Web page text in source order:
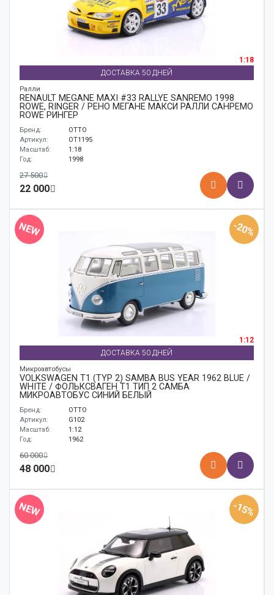
1:18
ДОСТАВКА 50 ДНЕЙ
Ралли
RENAULT MEGANE MAXI #33 RALLYE SANREMO 1998
ROWE, RINGER / РЕНО МЕГАНЕ МАКСИ РАЛЛИ САНРЕМО
ROWE РИНГЕР
Бренд:
OTTO
Артикул:
OT1195
Масштаб:
1:18
Год:
1998
27 500
22 000
NEW -20%
1:12
ДОСТАВКА 50 ДНЕЙ
Микроавтобусы
VOLKSWAGEN T1 (TYP 2) SAMBA BUS YEAR 1962 BLUE /
WHITE / ФОЛЬКСВАГЕН T1 ТИП 2 САМБА
МИКРОАВТОБУС СИНИЙ БЕЛЫЙ
Бренд:
OTTO
Артикул:
G102
Масштаб:
1:12
Год:
1962
60 000
48 000
NEW -15%